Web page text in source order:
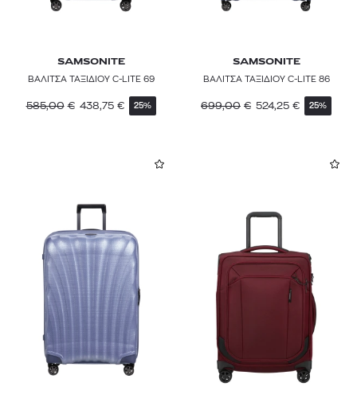
SAMSONITE
ΒΑΛΙΤΣΑ ΤΑΞΙΔΙΟΥ C-LITE 69
585,00 € 438,75 € 25%
SAMSONITE
ΒΑΛΙΤΣΑ ΤΑΞΙΔΙΟΥ C-LITE 86
699,00 € 524,25 € 25%